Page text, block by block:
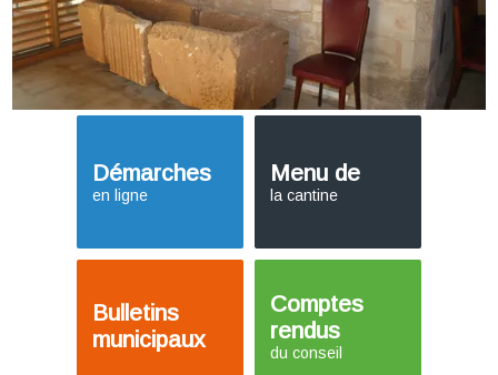
Démarches
en ligne
Menu de
la cantine
Bulletins
municipaux
Comptes
rendus
du conseil